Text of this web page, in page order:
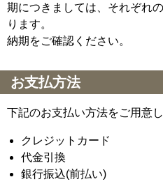
期につきましては、それぞれ
ります。
納期をご確認ください。
お支払方法
下記のお支払い方法をご用意し
クレジットカード
代金引換
銀行振込(前払い)